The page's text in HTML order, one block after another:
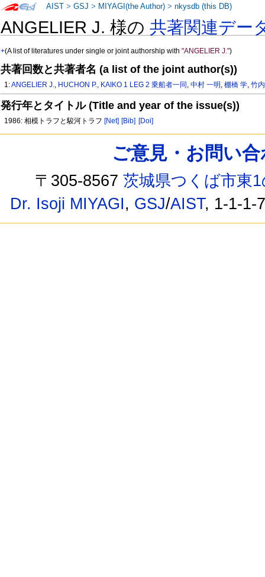
ANGELIER J. 様の共著関連デー
+(A list of literatures under single or joint authorship with"ANGELIER J.")
共著回数と共著者名 (a list of the joint author(s))
1:ANGELIER J., HUCHON P., KAIKO 1 LEG 2 乗船者一同 ,中村 一明 ,棚橋 学,竹
発行年とタイトル (Title and year of the issue(s))
1986: 相模トラフと駿河トラフ [Net] [Bib] [Doi]
AIST >GSJ > MIYAGI(the Author) >nkysdb (this DB)
ご意見・お問い
〒305-8567茨城県つくば市東
Dr. Isoji MIYAGI, GSJ/AIST, 1-1-1-